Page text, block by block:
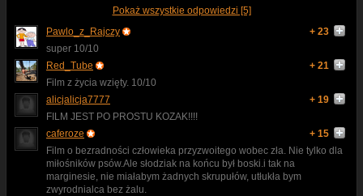
Pokaż wszystkie odpowiedzi [5]
Pawlo_z_Rajczy
+ 23
super 10/10
Red_Tube
+ 21
Film z życia wzięty. 10/10
alicjalicja7777
+ 19
FILM JEST PO PROSTU KOZAK!!!!
caferoze
+ 15
Film o bezradności człowieka przyzwoitego wobec zła. Nie tylko dla
miłośników psów.Ale słodziak na końcu był boski.i tak na
marginesie, nie miałabym żadnych skrupułów, utłukła bym
zwyrodnialca bez żalu.